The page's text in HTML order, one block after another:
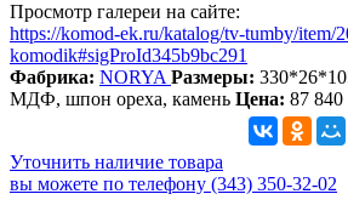
Просмотр галереи на сайте:
https://komod-ek.ru/katalog/tv-tumby/item/
komodik#sigProId345b9bc291
Фабрика: NORYA Размеры:
МДФ, шпон ореха, камень Цена: 87 840
Уточнить наличие товара
вы можете по телефону (343) 350-32-02